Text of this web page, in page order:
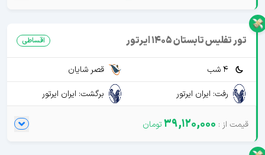
تور تفلیس تابستان 1405 ایرتور اقساطی
4 شب
قصر شایان
رفت: ایران ایرتور
برگشت: ایران ایرتور
39,120,000